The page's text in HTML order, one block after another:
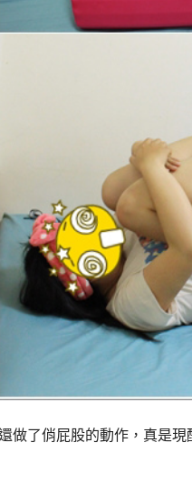
做了俏屁股的動作，真是現